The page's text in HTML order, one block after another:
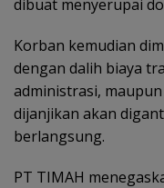
dibuat menyerupai
Korban kemudian
dengan dalih biaya
administrasi,
dijanjikan akan
berlangsung.
PT TIMAH